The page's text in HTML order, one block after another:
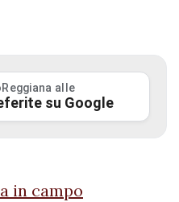
alle
su Google
in campo